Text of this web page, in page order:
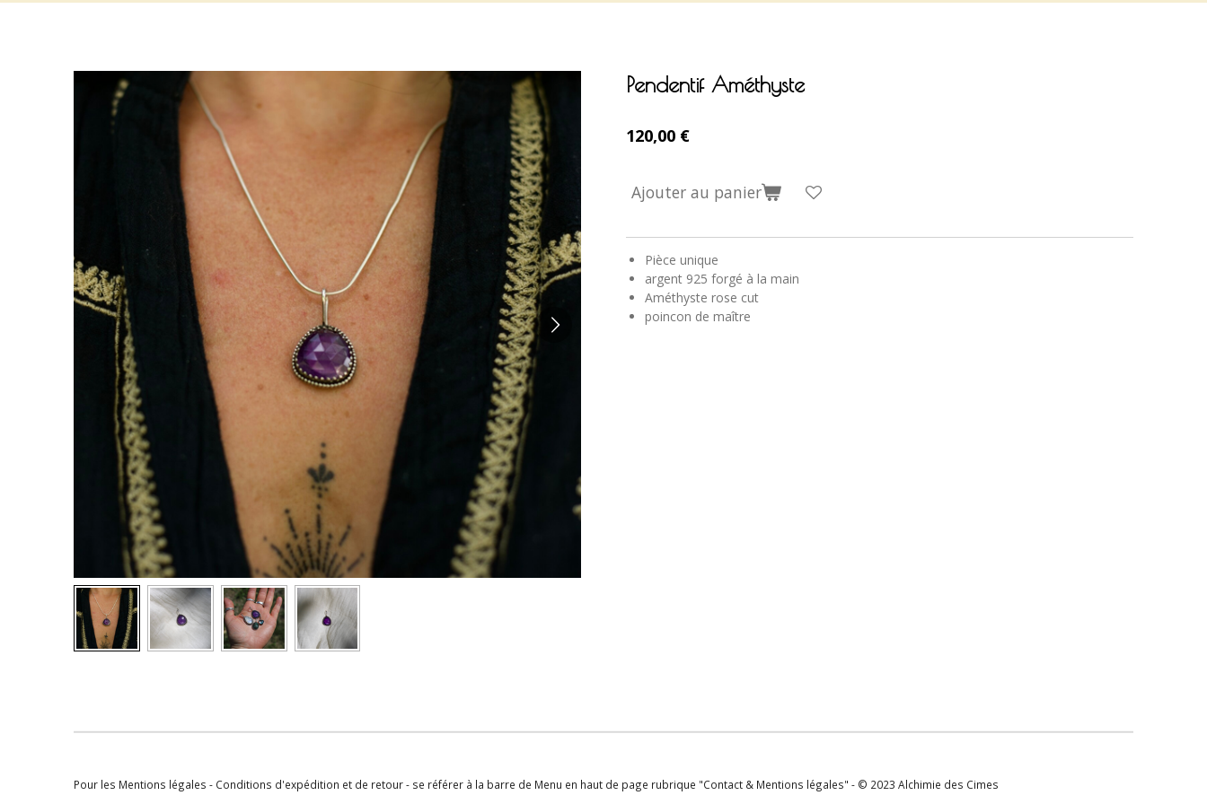
Pendentif Améthyste
120,00 €
Ajouter au panier
Pièce unique
argent 925 forgé à la main
Améthyste rose cut
poincon de maître
Pour les Mentions légales - Conditions d'expédition et de retour - se référer à la barre de Menu en haut de page rubrique "Contact & Mentions légales" - © 2023 Alchimie des Cimes